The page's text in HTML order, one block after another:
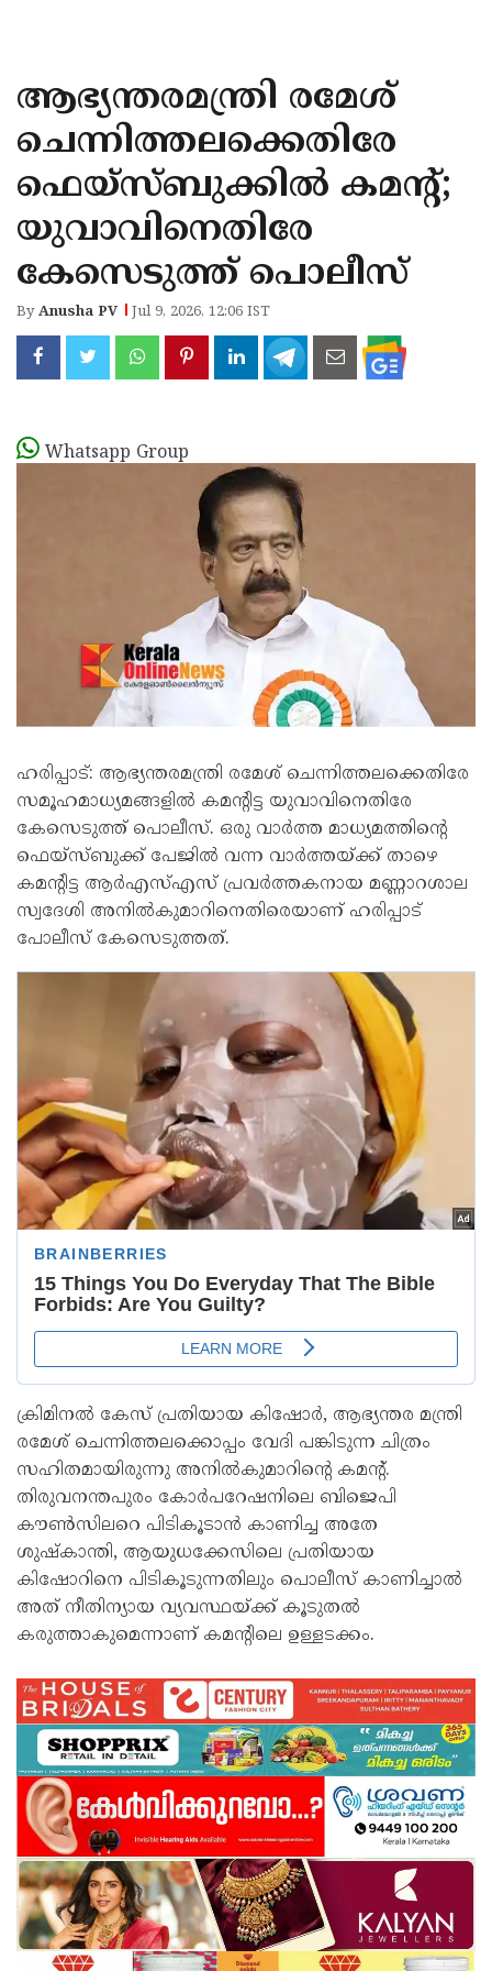
KANNUR
KASARAGOD
ആഭ്യന്തരമന്ത്രി രമേശ്
ചെന്നിത്തലക്കെതിരേ
ഫെയ്സ്ബുക്കിൽ കമന്‍റ്;
യുവാവിനെതിരേ
കേസെടുത്ത് പൊലീസ്
ByAnusha PV Jul 9, 2026, 12:06 IST
Whatsapp Group
ഹരിപ്പാട്: ആഭ്യന്തരമന്ത്രി രമേശ് ചെന്നിത്തലക്കെതിരേ
സമൂഹമാധ്യമങ്ങളിൽ കമന്റിട്ട യുവാവിനെതിരേ
കേസെടുത്ത് പൊലീസ്. ഒരു വാർത്ത മാധ്യമത്തിന്‍റെ
ഫെയ്സ്ബുക്ക് പേജിൽ വന്ന വാർത്തയ്ക്ക് താഴെ
കമന്‍റിട്ട ആർഎസ്എസ് പ്രവർത്തകനായ മണ്ണാറശാല
സ്വദേശി അനിൽകുമാറിനെതിരെയാണ് ഹരിപ്പാട്
പോലീസ് കേസെടുത്തത്.
ക്രിമിനൽ കേസ് പ്രതിയായ കിഷോർ, ആഭ്യന്തര മന്ത്രി
രമേശ് ചെന്നിത്തലക്കൊപ്പം വേദി പങ്കിടുന്ന ചിത്രം
സഹിതമായിരുന്നു അനിൽകുമാറിന്‍റെ കമന്‍റ്.
തിരുവനന്തപുരം കോർപറേഷനിലെ ബിജെപി
കൗൺസിലറെ പിടികൂടാൻ കാണിച്ച അതേ
ശുഷ്കാന്തി, ആയുധക്കേസിലെ പ്രതിയായ
കിഷോറിനെ പിടികൂടുന്നതിലും പൊലീസ് കാണിച്ചാൽ
അത് നീതിന്യായ വ്യവസ്ഥയ്ക്ക് കൂടുതൽ
കരുത്താകുമെന്നാണ് കമന്‍റിലെ ഉള്ളടക്കം.